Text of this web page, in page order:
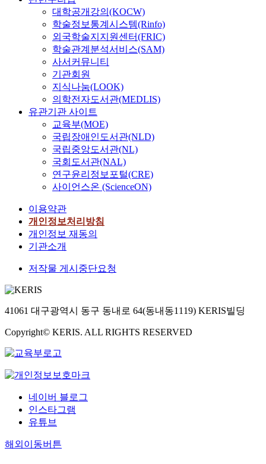
대학공개강의(KOCW)
학술정보통계시스템(Rinfo)
외국학술지지원센터(FRIC)
학술관계분석서비스(SAM)
사서커뮤니티
기관회원
지식나눔(LOOK)
의학전자도서관(MEDLIS)
유관기관 사이트
교육부(MOE)
국립장애인도서관(NLD)
국립중앙도서관(NL)
국회도서관(NAL)
연구윤리정보포털(CRE)
사이언스온 (ScienceON)
이용약관
개인정보처리방침
개인정보 재동의
기관소개
저작물 게시중단요청
41061 대구광역시 동구 동내로 64(동내동1119) KERIS빌딩
Copyright© KERIS. ALL RIGHTS RESERVED
네이버 블로그
인스타그램
유튜브
해외이동버튼